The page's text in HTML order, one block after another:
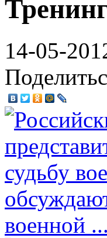
14-05-
военной ...